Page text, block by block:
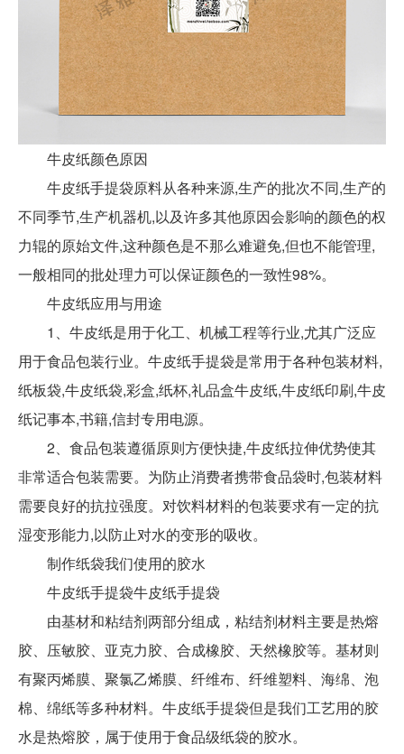
牛皮纸颜色原因
牛皮纸手提袋原料从各种来源,生产的批次不同,生产的
不同季节,生产机器机,以及许多其他原因会影响的颜色的权
力辊的原始文件,这种颜色是不那么难避免,但也不能管理,
一般相同的批处理力可以保证颜色的一致性98%。
牛皮纸应用与用途
1、牛皮纸是用于化工、机械工程等行业,尤其广泛应
用于食品包装行业。牛皮纸手提袋是常用于各种包装材料,
纸板袋,牛皮纸袋,彩盒,纸杯,礼品盒牛皮纸,牛皮纸印刷,牛皮
纸记事本,书籍,信封专用电源。
2、食品包装遵循原则方便快捷,牛皮纸拉伸优势使其
非常适合包装需要。为防止消费者携带食品袋时,包装材料
需要良好的抗拉强度。对饮料材料的包装要求有一定的抗
湿变形能力,以防止对水的变形的吸收。
制作纸袋我们使用的胶水
牛皮纸手提袋牛皮纸手提袋
由基材和粘结剂两部分组成，粘结剂材料主要是热熔
胶、压敏胶、亚克力胶、合成橡胶、天然橡胶等。基材则
有聚丙烯膜、聚氯乙烯膜、纤维布、纤维塑料、海绵、泡
棉、绵纸等多种材料。牛皮纸手提袋但是我们工艺用的胶
水是热熔胶，属于使用于食品级纸袋的胶水。